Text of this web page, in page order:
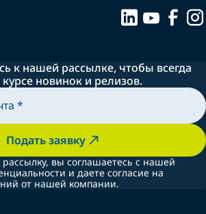
к нашей рассылке, чтобы всегда
новинок и релизов.
Подать заявку
вы соглашаетесь с нашей
и даете согласие на
от нашей компании.